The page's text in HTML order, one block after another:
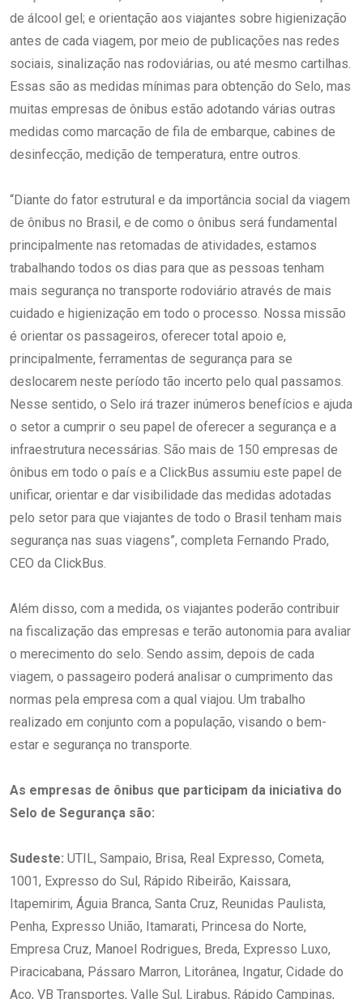
de álcool gel; e orientação aos viajantes sobre higienização
antes de cada viagem, por meio de publicações nas redes
sociais, sinalização nas rodoviárias, ou até mesmo cartilhas.
Essas são as medidas mínimas para obtenção do Selo, mas
muitas empresas de ônibus estão adotando várias outras
medidas como marcação de fila de embarque, cabines de
desinfecção, medição de temperatura, entre outros.
“Diante do fator estrutural e da importância social da viagem
de ônibus no Brasil, e de como o ônibus será fundamental
principalmente nas retomadas de atividades, estamos
trabalhando todos os dias para que as pessoas tenham
mais segurança no transporte rodoviário através de mais
cuidado e higienização em todo o processo. Nossa missão
é orientar os passageiros, oferecer total apoio e,
principalmente, ferramentas de segurança para se
deslocarem neste período tão incerto pelo qual passamos.
Nesse sentido, o Selo irá trazer inúmeros benefícios e ajuda
o setor a cumprir o seu papel de oferecer a segurança e a
infraestrutura necessárias. São mais de 150 empresas de
ônibus em todo o país e a ClickBus assumiu este papel de
unificar, orientar e dar visibilidade das medidas adotadas
pelo setor para que viajantes de todo o Brasil tenham mais
segurança nas suas viagens”, completa Fernando Prado,
CEO da ClickBus.
Além disso, com a medida, os viajantes poderão contribuir
na fiscalização das empresas e terão autonomia para avaliar
o merecimento do selo. Sendo assim, depois de cada
viagem, o passageiro poderá analisar o cumprimento das
normas pela empresa com a qual viajou. Um trabalho
realizado em conjunto com a população, visando o bem-
estar e segurança no transporte.
As empresas de ônibus que participam da iniciativa do
Selo de Segurança são:
Sudeste: UTIL, Sampaio, Brisa, Real Expresso, Cometa,
1001, Expresso do Sul, Rápido Ribeirão, Kaissara,
Itapemirim, Águia Branca, Santa Cruz, Reunidas Paulista,
Penha, Expresso União, Itamarati, Princesa do Norte,
Empresa Cruz, Manoel Rodrigues, Breda, Expresso Luxo,
Piracicabana, Pássaro Marron, Litorânea, Ingatur, Cidade do
Aço, VB Transportes, Valle Sul, Lirabus, Rápido Campinas,